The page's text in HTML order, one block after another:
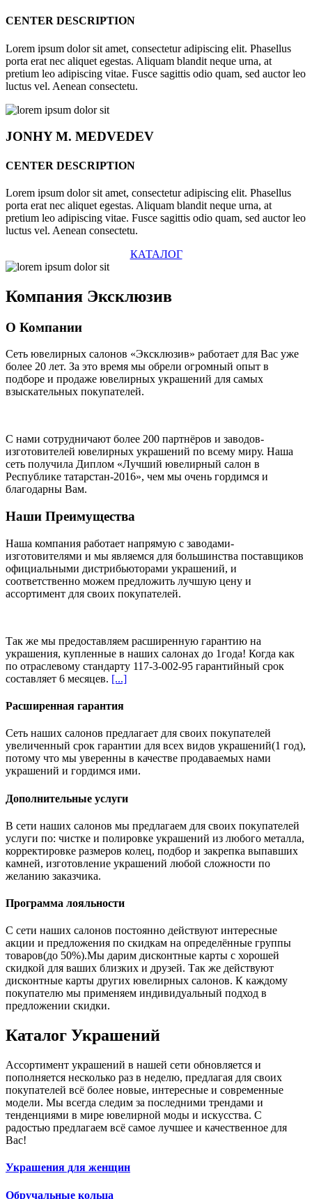
CENTER DESCRIPTION
Lorem ipsum dolor sit amet, consectetur adipiscing elit. Phasellus
porta erat nec aliquet egestas. Aliquam blandit neque urna, at
pretium leo adipiscing vitae. Fusce sagittis odio quam, sed auctor leo
luctus vel. Aenean consectetu.
JONHYM. MEDVEDEV
CENTER DESCRIPTION
Lorem ipsum dolor sit amet, consectetur adipiscing elit. Phasellus
porta erat nec aliquet egestas. Aliquam blandit neque urna, at
pretium leo adipiscing vitae. Fusce sagittis odio quam, sed auctor leo
luctus vel. Aenean consectetu.
КАТАЛОГ
Компания Эксклюзив
О Компании
Сеть ювелирных салонов «Эксклюзив» работает для Вас уже
более 20 лет. За это время мы обрели огромный опыт в
подборе и продаже ювелирных украшений для самых
взыскательных покупателей.
С нами сотрудничают более 200 партнёров и заводов-
изготовителей ювелирных украшений по всему миру. Наша
сеть получила Диплом «Лучший ювелирный салон в
Республике татарстан-2016», чем мы очень гордимся и
благодарны Вам.
Наши Преимущества
Наша компания работает напрямую с заводами-
изготовителями и мы являемся для большинства поставщиков
официальными дистрибьюторами украшений, и
соответственно можем предложить лучшую цену и
ассортимент для своих покупателей.
Так же мы предоставляем расширенную гарантию на
украшения, купленные в наших салонах до 1года! Когда как
по отраслевому стандарту 117-3-002-95 гарантийный срок
составляет 6 месяцев. [...]
Расширенная гарантия
Сеть наших салонов предлагает для своих покупателей
увеличенный срок гарантии для всех видов украшений(1 год),
потому что мы уверенны в качестве продаваемых нами
украшений и гордимся ими.
Дополнительные услуги
В сети наших салонов мы предлагаем для своих покупателей
услуги по: чистке и полировке украшений из любого металла,
корректировке размеров колец, подбор и закрепка выпавших
камней, изготовление украшений любой сложности по
желанию заказчика.
Программа лояльности
С сети наших салонов постоянно действуют интересные
акции и предложения по скидкам на определённые группы
товаров(до 50%).Мы дарим дисконтные карты с хорошей
скидкой для ваших близких и друзей. Так же действуют
дисконтные карты других ювелирных салонов. К каждому
покупателю мы применяем индивидуальный подход в
предложении скидки.
Каталог Украшений
Ассортимент украшений в нашей сети обновляется и
пополняется несколько раз в неделю, предлагая для своих
покупателей всё более новые, интересные и современные
модели. Мы всегда следим за последними трендами и
тенденциями в мире ювелирной моды и искусства. С
радостью предлагаем всё самое лучшее и качественное для
Вас!
Украшения для женщин
Обручальные кольца